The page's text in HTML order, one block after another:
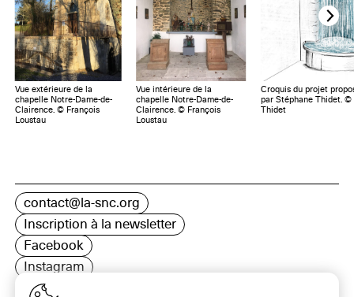
Vue extérieure de la
chapelle Notre-Dame-de-
Clairence. © François
Loustau
Vue intérieure de la
chapelle Notre-Dame-de-
Clairence. © François
Loustau
Croquis du projet
par Stéphane Thidet. ©
Thidet
contact@la-snc.org
Inscription à la newsletter
Facebook
Instagram
LinkedIn